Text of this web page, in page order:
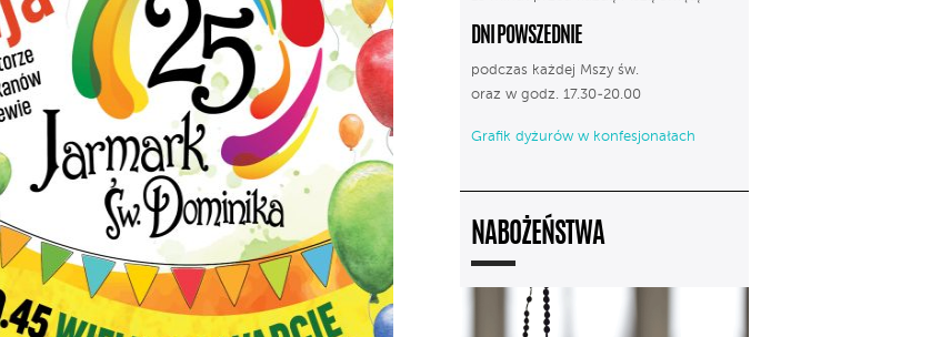
DNI POWSZEDNIE
podczas każdej Mszy św.
oraz w godz. 17.30-20.00
Grafik dyżurów w konfesjonałach
NABOŻEŃSTWA